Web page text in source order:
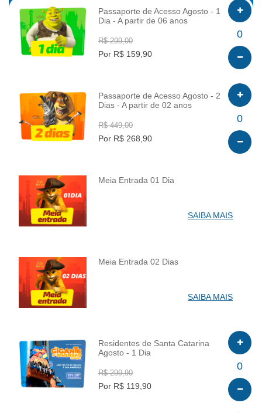
INFO
Passaporte de Acesso Agosto - 1
Dia - A partir de 06 anos
R$ 299,00
Por R$ 159,90
0
INFO
Passaporte de Acesso Agosto - 2
Dias - A partir de 02 anos
R$ 449,00
Por R$ 268,90
0
INFO
Meia Entrada 01 Dia
SAIBA MAIS
INFO
Meia Entrada 02 Dias
SAIBA MAIS
INFO
Residentes de Santa Catarina
Agosto - 1 Dia
R$ 299,90
Por R$ 119,90
0